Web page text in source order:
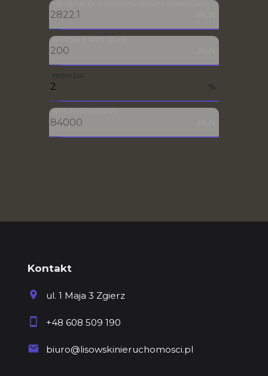
PROWIZJA
%
Kontakt
ul. 1 Maja 3 Zgierz
+48 608 509 190
biuro@lisowskinieruchomosci.pl